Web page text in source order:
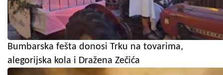
Bumbarska fešta donosi Trku na tovarima,
alegorijska kola i Dražena Zečića